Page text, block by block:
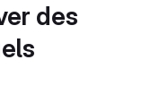
des